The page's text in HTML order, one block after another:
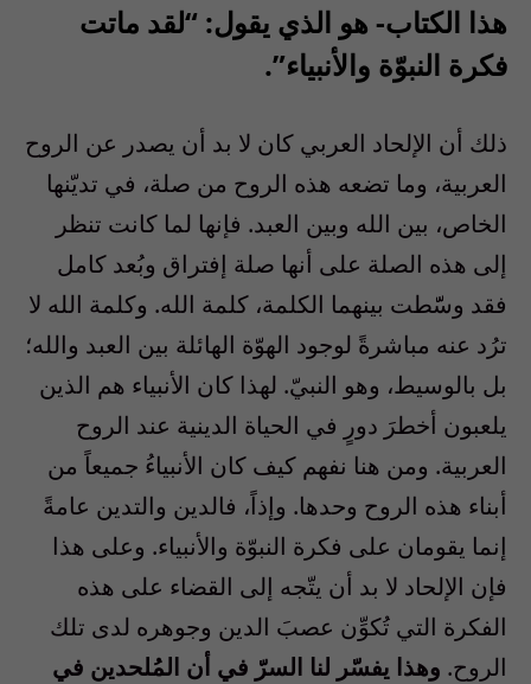
هذا الكتاب- هو الذي يقول: “لقد ماتت
فكرة النبوّة والأنبياء”.
ذلك أن الإلحاد العربي كان لا بد أن يصدر عن الروح
العربية، وما تضعه هذه الروح من صلة، في تديّنها
الخاص، بين الله وبين العبد. فإنها لما كانت تنظر
إلى هذه الصلة على أنها صلة إفتراق وبُعد كامل
فقد وسّّطت بينهما الكلمة، كلمة الله. وكلمة الله لا
ترُد عنه مباشرةً لوجود الهوّة الهائلة بين العبد والله؛
بل بالوسيط، وهو النبيّ. لهذا كان الأنبياء هم الذين
يلعبون أخطرَ دورٍ في الحياة الدينية عند الروح
العربية. ومن هنا نفهم كيف كان الأنبياءُ جميعاً من
أبناء هذه الروح وحدها. وإذاً، فالدين والتدين عامةً
إنما يقومان على فكرة النبوّة والأنبياء. وعلى هذا
فإن الإلحاد لا بد أن يتّجه إلى القضاء على هذه
الفكرة التي تُكوِّن عصبَ الدين وجوهره لدى تلك
الروح. وهذا يفسّر لنا السرّ في أن المُلحدين في